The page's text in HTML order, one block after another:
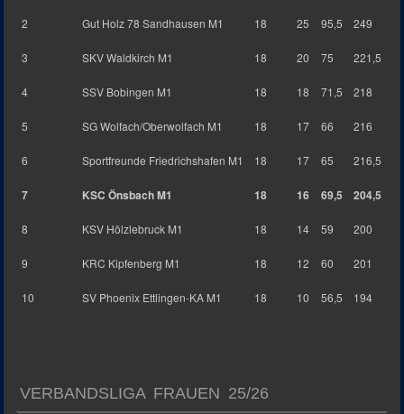
2 Gut Holz 78 Sandhausen M1 18 25 95,5 249
3 SKV Waldkirch M1 18 20 75 221,5
4 SSV Bobingen M1 18 18 71,5 218
5 SG Wolfach/Oberwolfach M1 18 17 66 216
6 Sportfreunde Friedrichshafen M1 18 17 65 216,5
7 KSC Önsbach M1 18 16 69,5 204,5
8 KSV Hölzlebruck M1 18 14 59 200
9 KRC Kipfenberg M1 18 12 60 201
10 SV Phoenix Ettlingen-KA M1 18 10 56,5 194
VERBANDSLIGA FRAUEN 25/26